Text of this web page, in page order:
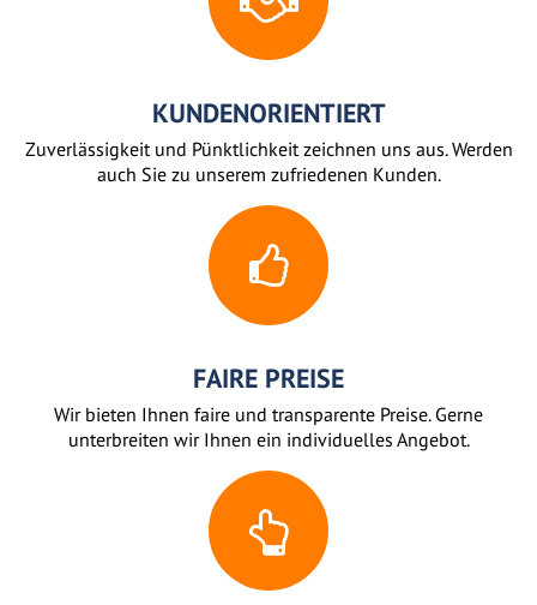
KUNDENORIENTIERT
Zuverlässigkeit und Pünktlichkeit zeichnen uns aus. Werden
auch Sie zu unserem zufriedenen Kunden.
FAIRE PREISE
Wir bieten Ihnen faire und transparente Preise. Gerne
unterbreiten wir Ihnen ein individuelles Angebot.